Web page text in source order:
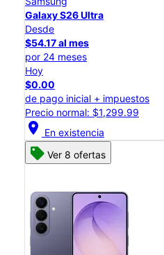
Galaxy S26 Ultra
Desde
$54.17 al mes
por 24 meses
Hoy
$0.00
de pago inicial + impuestos
Precio normal: $1,299.99
location_on En existencia
Ver 8 ofertas